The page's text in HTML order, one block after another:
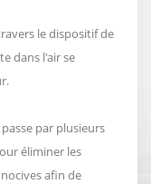
le dispositif de
dans l'air se
par plusieurs
éliminer les
afin de